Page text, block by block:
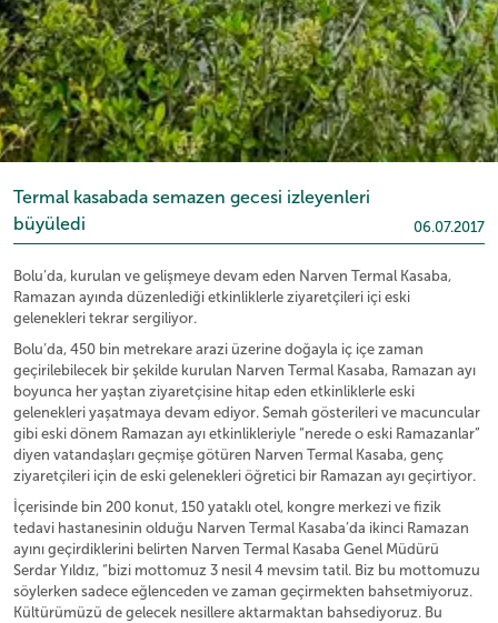
Termal kasabada semazen gecesi izleyenleri
büyüledi
06.07.2017
Bolu’da, kurulan ve gelişmeye devam eden Narven Termal Kasaba,
Ramazan ayında düzenlediği etkinliklerle ziyaretçileri içi eski
gelenekleri tekrar sergiliyor.
Bolu’da, 450 bin metrekare arazi üzerine doğayla iç içe zaman
geçirilebilecek bir şekilde kurulan Narven Termal Kasaba, Ramazan ayı
boyunca her yaştan ziyaretçisine hitap eden etkinliklerle eski
gelenekleri yaşatmaya devam ediyor. Semah gösterileri ve macuncular
gibi eski dönem Ramazan ayı etkinlikleriyle “nerede o eski Ramazanlar”
diyen vatandaşları geçmişe götüren Narven Termal Kasaba, genç
ziyaretçileri için de eski gelenekleri öğretici bir Ramazan ayı geçirtiyor.
İçerisinde bin 200 konut, 150 yataklı otel, kongre merkezi ve fizik
tedavi hastanesinin olduğu Narven Termal Kasaba’da ikinci Ramazan
ayını geçirdiklerini belirten Narven Termal Kasaba Genel Müdürü
Serdar Yıldız, “bizi mottomuz 3 nesil 4 mevsim tatil. Biz bu mottomuzu
söylerken sadece eğlenceden ve zaman geçirmekten bahsetmiyoruz.
Kültürümüzü de gelecek nesillere aktarmaktan bahsediyoruz. Bu